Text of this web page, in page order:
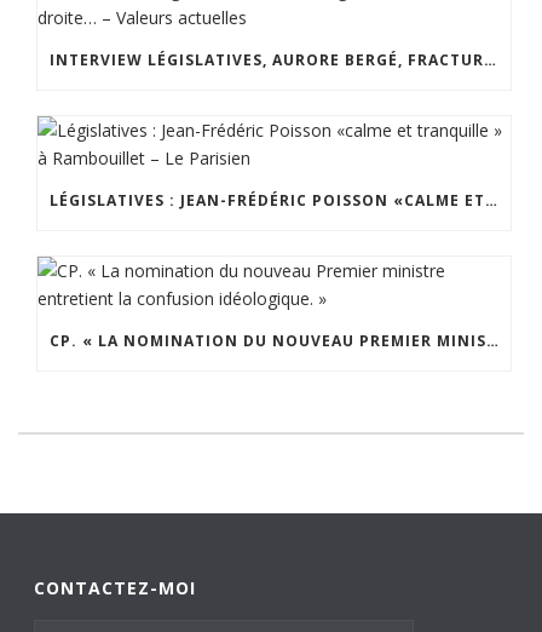
INTERVIEW LÉGISLATIVES, AURORE BERGÉ, FRACTURE DE LA DROITE… – VALEURS ACTUELLES
LÉGISLATIVES : JEAN-FRÉDÉRIC POISSON «CALME ET TRANQUILLE » À RAMBOUILLET – LE PARISIEN
CP. « LA NOMINATION DU NOUVEAU PREMIER MINISTRE ENTRETIENT LA CONFUSION IDÉOLOGIQUE. »
CONTACTEZ-MOI